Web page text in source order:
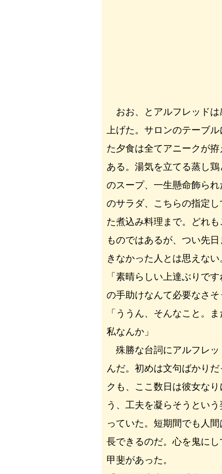
おお、とアルフレッドは
上げた。サロンのテーブ
た夕食は全てアニークが
ある。湯気を立てる蒸し
のスープ、一生懸命飾ら
のサラダ、こちらの指定
た煮込み料理まで。どれ
ものではあるが、つい先
きなかった人とは思えない
「素晴らしい上達ぶりで
の手助けなんて必要なさ
「ううん、そんなこと。
私なんか」
殊勝な台詞にアルフレッ
んだ。初めは文句ばかり
クも、ここ数日は彼女な
う、工夫を凝らそうとい
っていた。短期間でも人
長できるのだ。心を鬼に
甲斐があった。